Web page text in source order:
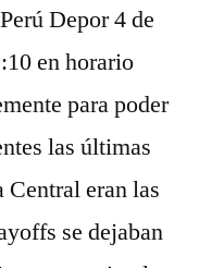
Depor 4 de
en horario
para poder
las últimas
eran las
se dejaban